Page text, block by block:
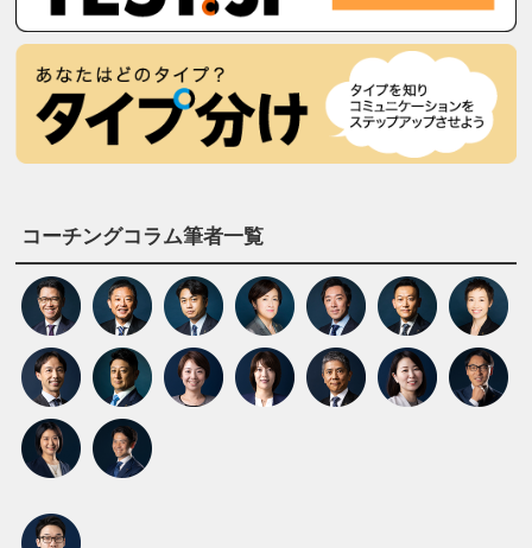
コーチングコラム筆者一覧